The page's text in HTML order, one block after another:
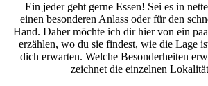
Ein jeder geht gerne Essen! Sei es in
einen besonderen Anlass oder für den
Hand. Daher möchte ich dir hier von ein
erzählen, wo du sie findest, wie die Lage
dich erwarten. Welche Besonderheiten
zeichnet die einzelnen